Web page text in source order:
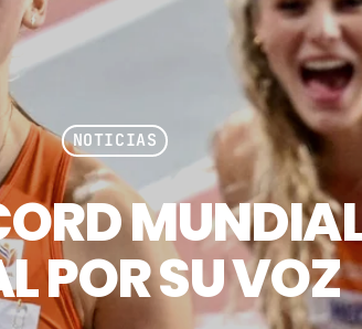
2025
2025
2025
2024
2024
2024
NOTICIAS
POR SU VOZ